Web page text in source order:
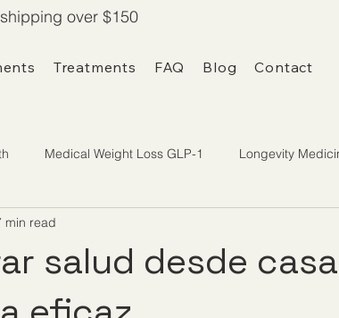
Treatments FAQ Blog Contact
over $150
Medical Weight Loss GLP-1 Longevity
salud desde
min read